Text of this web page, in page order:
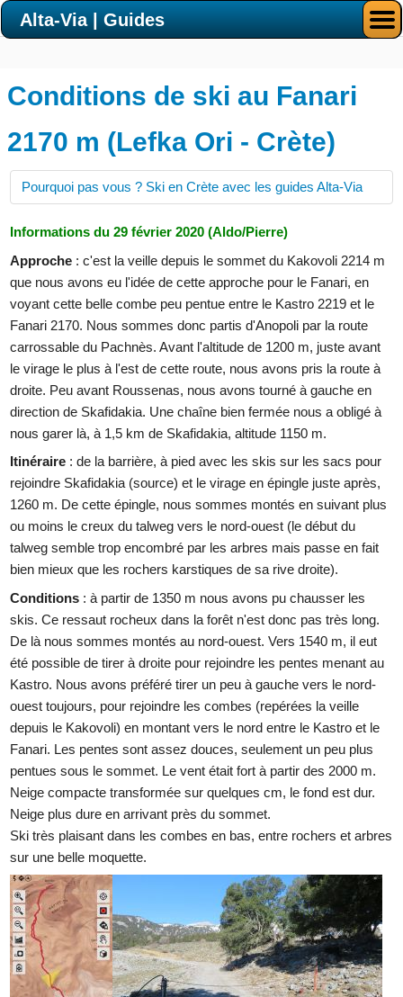
Conditions de ski au Fanari
2170 m (Lefka Ori - Crète)
Pourquoi pas vous ? Ski en Crète avec les guides Alta-Via
Informations du 29 février 2020 (Aldo/Pierre)
Approche : c'est la veille depuis le sommet du Kakovoli 2214 m
que nous avons eu l'idée de cette approche pour le Fanari, en
voyant cette belle combe peu pentue entre le Kastro 2219 et le
Fanari 2170. Nous sommes donc partis d'Anopoli par la route
carrossable du Pachnès. Avant l'altitude de 1200 m, juste avant
le virage le plus à l'est de cette route, nous avons pris la route à
droite. Peu avant Roussenas, nous avons tourné à gauche en
direction de Skafidakia. Une chaîne bien fermée nous a obligé à
nous garer là, à 1,5 km de Skafidakia, altitude 1150 m.
Itinéraire : de la barrière, à pied avec les skis sur les sacs pour
rejoindre Skafidakia (source) et le virage en épingle juste après,
1260 m. De cette épingle, nous sommes montés en suivant plus
ou moins le creux du talweg vers le nord-ouest (le début du
talweg semble trop encombré par les arbres mais passe en fait
bien mieux que les rochers karstiques de sa rive droite).
Conditions : à partir de 1350 m nous avons pu chausser les
skis. Ce ressaut rocheux dans la forêt n'est donc pas très long.
De là nous sommes montés au nord-ouest. Vers 1540 m, il eut
été possible de tirer à droite pour rejoindre les pentes menant au
Kastro. Nous avons préféré tirer un peu à gauche vers le nord-
ouest toujours, pour rejoindre les combes (repérées la veille
depuis le Kakovoli) en montant vers le nord entre le Kastro et le
Fanari. Les pentes sont assez douces, seulement un peu plus
pentues sous le sommet. Le vent était fort à partir des 2000 m.
Neige compacte transformée sur quelques cm, le fond est dur.
Neige plus dure en arrivant près du sommet.
Ski très plaisant dans les combes en bas, entre rochers et arbres
sur une belle moquette.
Alta-Via | Guides